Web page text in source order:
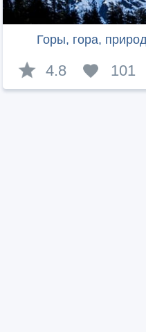
Горы, гора,
4.8 101